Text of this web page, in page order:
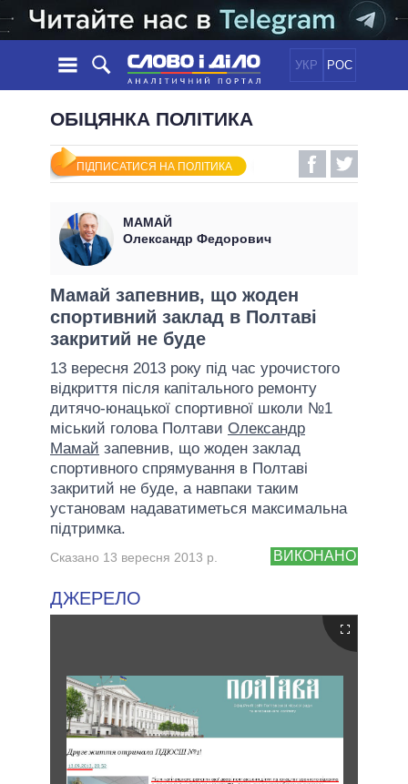
УКР РОС
НОВИНИ
СТРІЧКА
ПОДІЇ
СТАТТІ
ДУМКИ
ОГЛЯДИ
ДАЙДЖЕСТИ
ПОЛІТИКА
ЕКОНОМІКА
СВІТ
ОБIЦЯНКИ
УСІ ПОЛІТИКИ
ПРЕЗИДЕНТ І ОФІС
ВЕРХОВНА РАДА
КАБІНЕТ МІНІСТРІВ
ГОЛОВИ ОБЛАДМІНІСТРАЦІЙ
МЕРИ МІСТ
ВСІ ПЕРСОНИ
ІНФОГРАФІКА
ПІДТРИМАТИ
ОБІЦЯНКА ПОЛІТИКА
ПІДПИСАТИСЯ НА ПОЛІТИКА
МАМАЙ
Олександр Федорович
Мамай запевнив, що жоден
спортивний заклад в Полтаві
закритий не буде
13 вересня 2013 року під час урочистого
відкриття після капітального ремонту
дитячо-юнацької спортивної школи №1
міський голова Полтави Олександр
Мамай запевнив, що жоден заклад
спортивного спрямування в Полтаві
закритий не буде, а навпаки таким
установам надаватиметься максимальна
підтримка.
ВИКОНАНО
Сказано 13 вересня 2013 р.
ДЖЕРЕЛО